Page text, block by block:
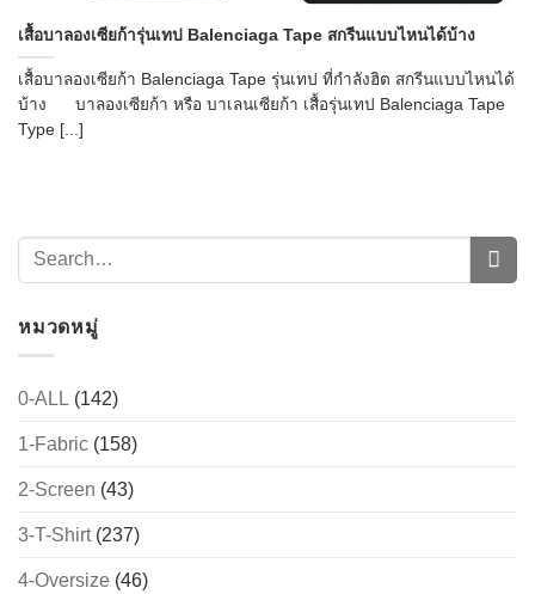
เสื้อบาลองเซียก้ารุ่นเทป Balenciaga Tape สกรีนแบบไหนได้บ้าง
เสื้อบาลองเซียก้า Balenciaga Tape รุ่นเทป ที่กำลังฮิต สกรีนแบบไหนได้
บ้าง บาลองเซียก้า หรือ บาเลนเซียก้า เสื้อรุ่นเทป Balenciaga Tape
Type [...]
หมวดหมู่
0-ALL (142)
1-Fabric (158)
2-Screen (43)
3-T-Shirt(237)
4-Oversize (46)